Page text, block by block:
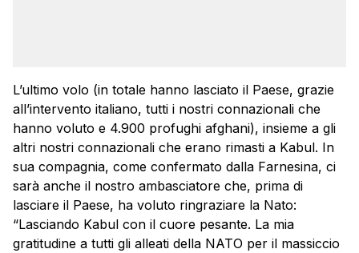
L’ultimo volo (in totale hanno lasciato il Paese, grazie
all’intervento italiano, tutti i nostri connazionali che
hanno voluto e 4.900 profughi afghani), insieme a gli
altri nostri connazionali che erano rimasti a Kabul. In
sua compagnia, come confermato dalla Farnesina, ci
sarà anche il nostro ambasciatore che, prima di
lasciare il Paese, ha voluto ringraziare la Nato:
“Lasciando Kabul con il cuore pesante. La mia
gratitudine a tutti gli alleati della NATO per il massiccio